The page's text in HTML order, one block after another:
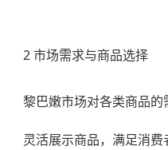
2 市场需求与商品选择
黎巴嫩市场对各类商品
灵活展示商品，满足消费